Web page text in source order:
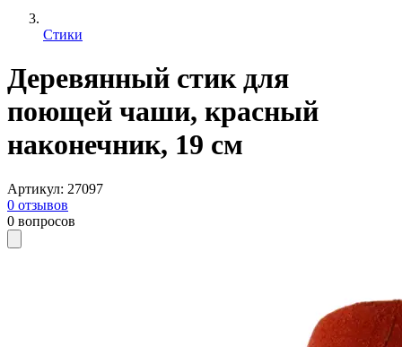
Стики
Деревянный стик для
поющей чаши, красный
наконечник, 19 см
Артикул: 27097
0 отзывов
0 вопросов